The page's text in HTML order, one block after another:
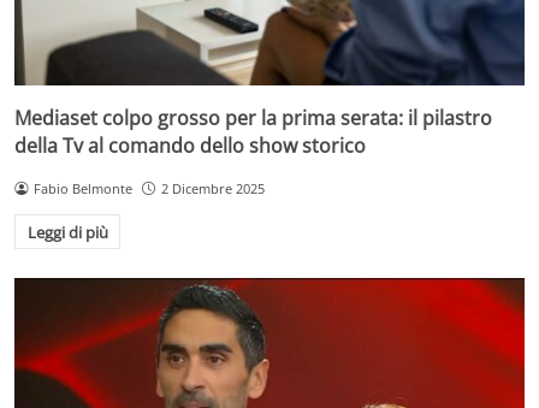
Mediaset colpo grosso per la prima serata: il pilastro
della Tv al comando dello show storico
Fabio Belmonte 2 Dicembre 2025
Leggi di più